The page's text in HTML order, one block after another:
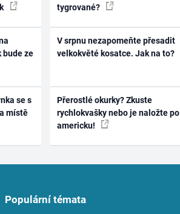
bude ze
se s
místě
tygrované?
V srpnu nezapomeňte přesadit
velkokvěté kosatce. Jak na to?
Přerostlé okurky? Zkuste
rychlokvašky nebo je naložte po
americku!
Populární témata